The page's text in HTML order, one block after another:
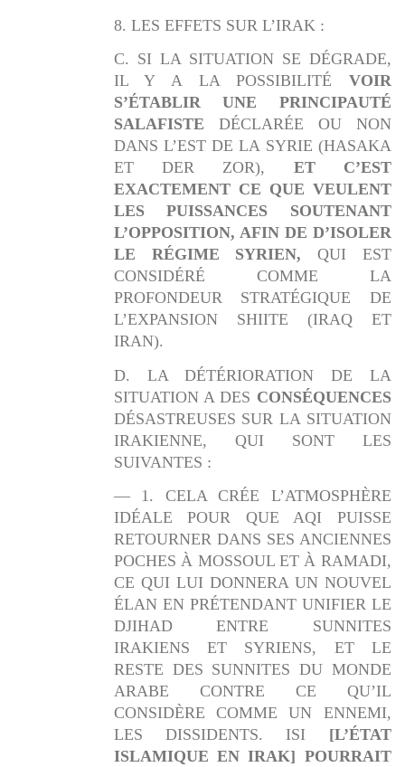
8. LES EFFETS SUR L’IRAK :
C. SI LA SITUATION SE DÉGRADE,
IL Y A LA POSSIBILITÉ VOIR
S’ÉTABLIR UNE PRINCIPAUTÉ
SALAFISTE DÉCLARÉE OU NON
DANS L’EST DE LA SYRIE (HASAKA
ET DER ZOR), ET C’EST
EXACTEMENT CE QUE VEULENT
LES PUISSANCES SOUTENANT
L’OPPOSITION, AFIN DE D’ISOLER
LE RÉGIME SYRIEN, QUI EST
CONSIDÉRÉ COMME LA
PROFONDEUR STRATÉGIQUE DE
L’EXPANSION SHIITE (IRAQ ET
IRAN).
D. LA DÉTÉRIORATION DE LA
SITUATION A DES CONSÉQUENCES
DÉSASTREUSES SUR LA SITUATION
IRAKIENNE, QUI SONT LES
SUIVANTES :
— 1. CELA CRÉE L’ATMOSPHÈRE
IDÉALE POUR QUE AQI PUISSE
RETOURNER DANS SES ANCIENNES
POCHES À MOSSOUL ET À RAMADI,
CE QUI LUI DONNERA UN NOUVEL
ÉLAN EN PRÉTENDANT UNIFIER LE
DJIHAD ENTRE SUNNITES
IRAKIENS ET SYRIENS, ET LE
RESTE DES SUNNITES DU MONDE
ARABE CONTRE CE QU’IL
CONSIDÈRE COMME UN ENNEMI,
LES DISSIDENTS. ISI [L’ÉTAT
ISLAMIQUE EN IRAK] POURRAIT